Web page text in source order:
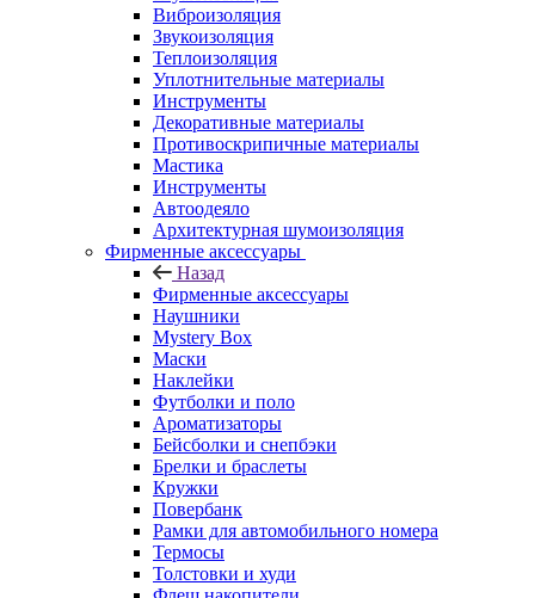
Виброизоляция
Звукоизоляция
Теплоизоляция
Уплотнительные материалы
Инструменты
Декоративные материалы
Противоскрипичные материалы
Мастика
Инструменты
Автоодеяло
Архитектурная шумоизоляция
Фирменные аксессуары
Назад
Фирменные аксессуары
Наушники
Mystery Box
Маски
Наклейки
Футболки и поло
Ароматизаторы
Бейсболки и снепбэки
Брелки и браслеты
Кружки
Повербанк
Рамки для автомобильного номера
Термосы
Толстовки и худи